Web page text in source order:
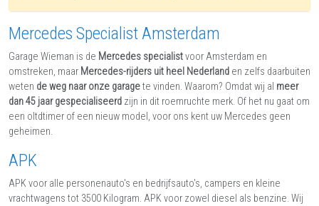
Mercedes Specialist Amsterdam
Garage Wieman is de Mercedes specialistvoor Amsterdam en
omstreken, maar Mercedes-rijders uit heel Nederland en zelfs daarbuiten
weten de weg naar onze garagete vinden. Waarom? Omdat wij al meer
dan 45 jaar gespecialiseerd zijn in dit roemruchte merk. Of het nu gaat om
een oltdtimer of een nieuw model, voor ons kent uw Mercedes geen
geheimen.
APK
APK voor alle personenauto's en bedrijfsauto's, campers en kleine
vrachtwagens tot 3500 Kilogram. APK voor zowel diesel als benzine. Wij